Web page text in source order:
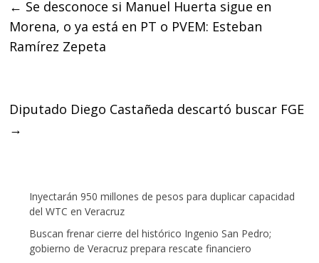
b
o
o
t
e
r
s
A
p
← Se desconoce si Manuel Huerta sigue en
Morena, o ya está en PT o PVEM: Esteban
Ramírez Zepeta
Diputado Diego Castañeda descartó buscar FGE
→
Inyectarán 950 millones de pesos para duplicar capacidad
del WTC en Veracruz
Buscan frenar cierre del histórico Ingenio San Pedro;
gobierno de Veracruz prepara rescate financiero